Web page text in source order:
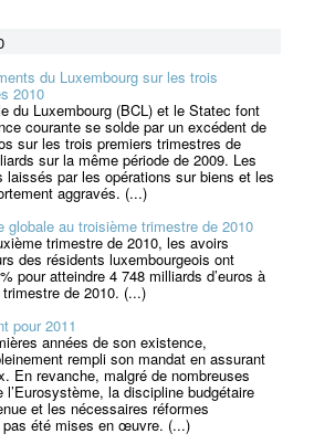
du Luxembourg sur les trois
2010
du Luxembourg (BCL) et le Statec font
courante se solde par un excédent de
sur les trois premiers trimestres de
sur la même période de 2009. Les
par les opérations sur biens et les
aggravés. (...)
globale au troisième trimestre de 2010
trimestre de 2010, les avoirs
des résidents luxembourgeois ont
pour atteindre 4 748 milliards d’euros à
de 2010. (...)
pour 2011
années de son existence,
rempli son mandat en assurant
En revanche, malgré de nombreuses
l’Eurosystème, la discipline budgétaire
et les nécessaires réformes
pas été mises en œuvre. (...)